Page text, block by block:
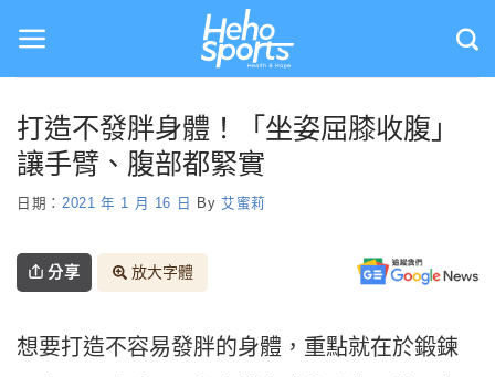
content
打造不發胖身體！「坐姿屈膝收腹」
讓手臂、腹部都緊實
日期： 2021 年 1 月 16 日 By 艾蜜莉
分享 放大字體
想要打造不容易發胖的身體，重點就在於鍛鍊